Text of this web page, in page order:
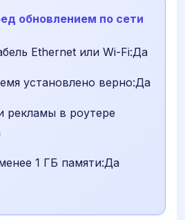
обновлением по сети
Ethernet или Wi-Fi:Да
установлено верно:Да
рекламы в роутере
1 ГБ памяти:Да